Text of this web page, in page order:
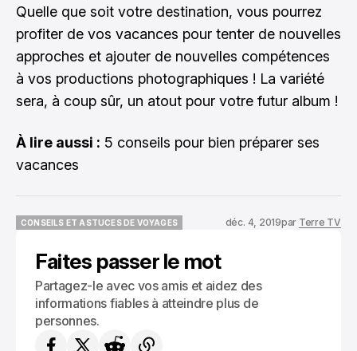
Quelle que soit votre destination, vous pourrez
profiter de vos vacances pour tenter de nouvelles
approches et ajouter de nouvelles compétences
à vos productions photographiques ! La variété
sera, à coup sûr, un atout pour votre futur album !
À lire aussi : 5 conseils pour bien préparer ses
vacances
CONSEILS ET ASTUCES DE VOYAGES
déc. 4, 2019par Terre TV
Faites passer le mot
Partagez-le avec vos amis et aidez des
informations fiables à atteindre plus de
personnes.